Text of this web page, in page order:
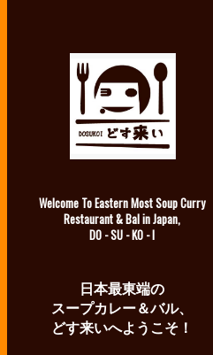
Welcome To Eastern Most Soup Curry
Restaurant & Bal in Japan,
DO - SU - KO - I
日本最東端の
スープカレー＆バル、
どす来いへようこそ！